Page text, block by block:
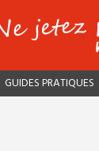
GUIDES PRATIQUES